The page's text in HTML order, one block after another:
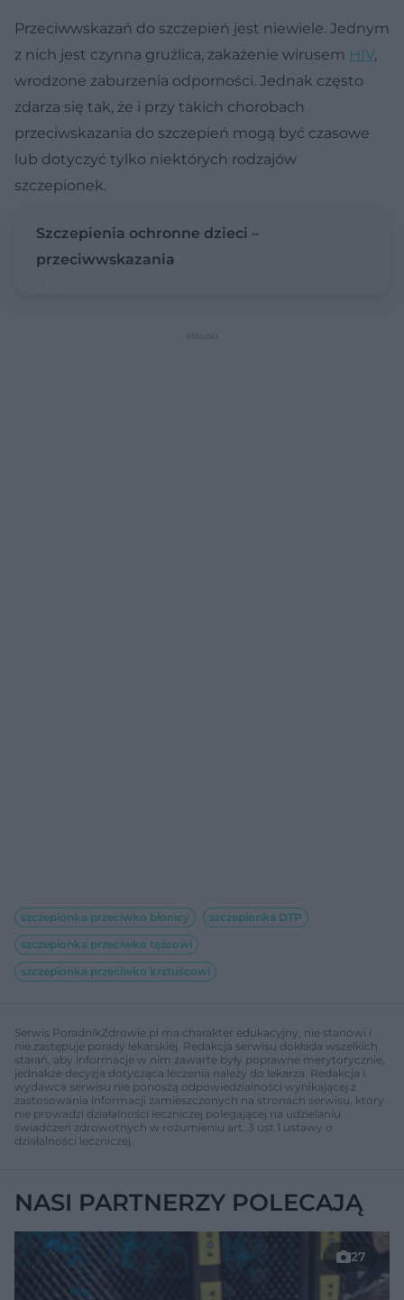
Przeciwwskazań do szczepień jest niewiele. Jednym
z nich jest czynna gruźlica, zakażenie wirusem HIV,
wrodzone zaburzenia odporności. Jednak często
zdarza się tak, że i przy takich chorobach
przeciwskazania do szczepień mogą być czasowe
lub dotyczyć tylko niektórych rodzajów
szczepionek.
Szczepienia ochronne dzieci –
przeciwwskazania
szczepionka przeciwko błonicy
szczepionka DTP
szczepionka przeciwko tężcowi
szczepionka przeciwko krztuścowi
Serwis PoradnikZdrowie.pl ma charakter edukacyjny, nie stanowi i
nie zastępuje porady lekarskiej. Redakcja serwisu dokłada wszelkich
starań, aby informacje w nim zawarte były poprawne merytorycznie,
jednakże decyzja dotycząca leczenia należy do lekarza. Redakcja i
wydawca serwisu nie ponoszą odpowiedzialności wynikającej z
zastosowania informacji zamieszczonych na stronach serwisu, który
nie prowadzi działalności leczniczej polegającej na udzielaniu
świadczeń zdrowotnych w rozumieniu art. 3 ust 1 ustawy o
działalności leczniczej.
NASI PARTNERZY POLECAJĄ
27